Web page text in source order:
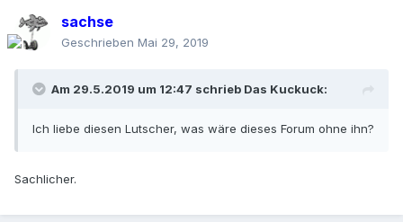
sachse
Geschrieben Mai 29, 2019
Am 29.5.2019 um 12:47 schrieb Das Kuckuck:
Ich liebe diesen Lutscher, was wäre dieses Forum ohne ihn?
Sachlicher.